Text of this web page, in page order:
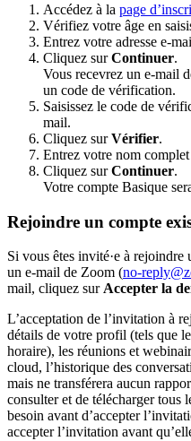
Accédez à la page
Vérifiez votre âge en
Entrez votre adresse e-
Cliquez surContinuer.
Vous recevrez un e-mail
un code de vérification.
Saisissez le code de
mail.
Cliquez surVérifier.
Entrez votre nom
Cliquez surContinuer.
Votre compte Basique
Rejoindre un compte
Si vous êtes invité·e à
un e-mail de Zoom (no-
mail, cliquez sur Accepter la
L’acceptation de l’invitation à
détails de votre profil (tels que
horaire), les réunions et
cloud, l’historique des
mais ne transférera aucun
consulter et de télécharger tous
besoin avant d’accepter
accepter l’invitation avant